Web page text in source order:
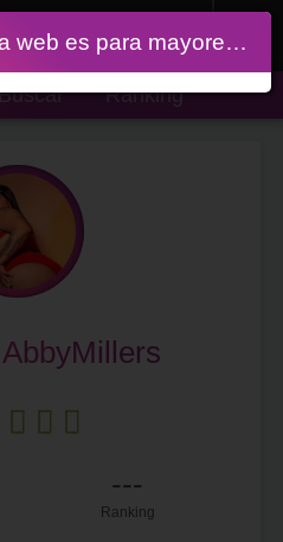
Ranking
---
Ranking
Atención: Esta página web es para mayores de 18 años